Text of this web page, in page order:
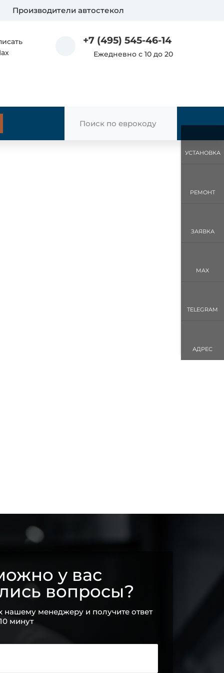
Производители автостекол
+7 (495) 545-46-14
Ежедневно с 10 до 20
у вас
вопросы?
нашему менеджеру и получите ответ
минут
УСТАНОВКА
РЕМОНТ
ЗАЯВКА
MAX
TELEGRAM
АДРЕС